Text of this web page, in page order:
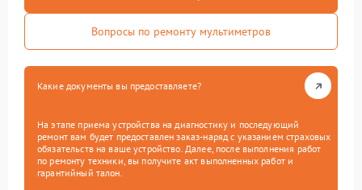
Вопросы по ремонту мультиметров
Какие документы вы предоставляете?
На этапе приема устройства на диагностику и последующий
ремонт вам будет предоставлен заказ-наряд с указанием страховых
обязательств на ваше устройство. Далее, после выполнения работ
по ремонту техники, вы получите акт выполненных работ и
гарантийный талон.